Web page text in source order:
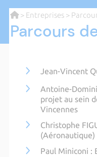
> Entreprises>
Parcours
Jean-Vincent
Antoine-
projet au sein
Vincennes
Christophe
(Aéronautique)
Paul Miniconi :